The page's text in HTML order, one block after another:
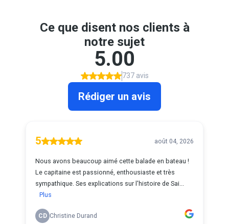
Ce que disent nos clients à
notre sujet
5.00
737 avis
Rédiger un avis
5 août 04, 2026
Nous avons beaucoup aimé cette balade en bateau !
Le capitaine est passionné, enthousiaste et très
sympathique. Ses explications sur l'histoire de Sai...
Plus
CD Christine Durand